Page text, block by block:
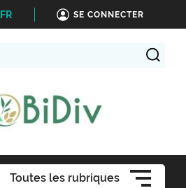
FR SE CONNECTER
Toutes les rubriques